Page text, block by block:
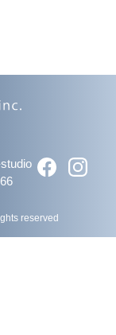
reserved